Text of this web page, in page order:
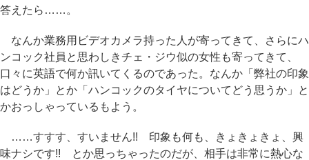
答えたら……。
なんか業務用ビデオカメラ持った人が寄ってきて、さらにハ
ンコック社員と思わしきチェ・ジウ似の女性も寄ってきて、
口々に英語で何か訊いてくるのであった。なんか「弊社の印象
はどうか」とか「ハンコックのタイヤについてどう思うか」と
かおっしゃっているもよう。
……すすす、すいません!! 印象も何も、きょきょきょ、興
味ナシです!! とか思っちゃったのだが、相手は非常に熱心な